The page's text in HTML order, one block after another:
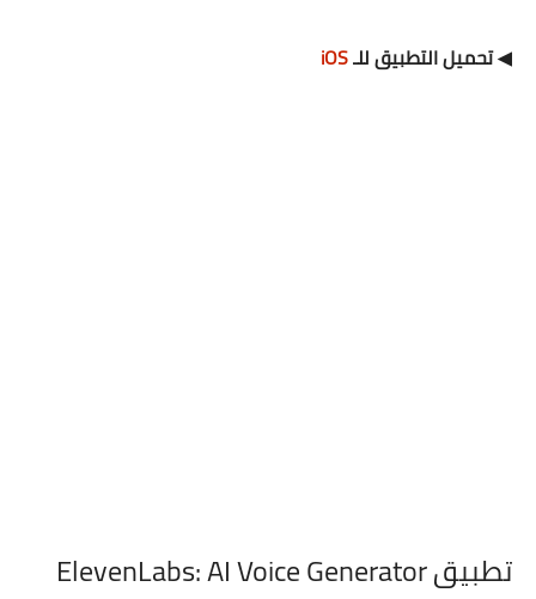
◀ تحميل التطبيق للـiOS
تطبيق ElevenLabs: AI Voice Generator